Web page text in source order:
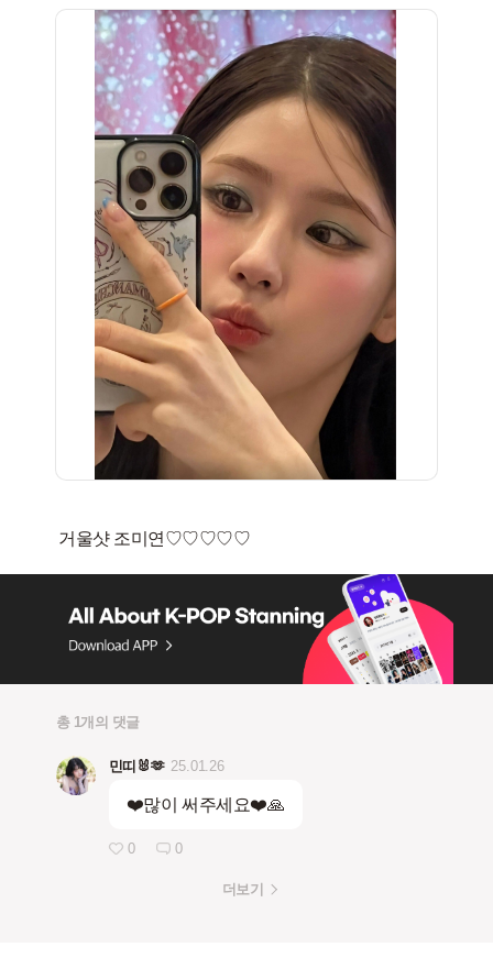
총 1개의 댓글
민띠🐰🫶 25.01.26
❤️많이 써주세요❤️🙏
0 0
더보기